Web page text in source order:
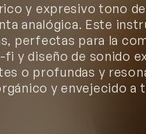
y expresivo tono
analógica. Este
perfectas para la
y diseño de sonido
o profundas y
y envejecido a